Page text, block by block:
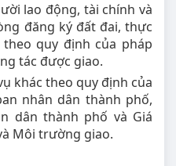
lao động, tài chính và
đăng ký đất đai, thực
quy định của pháp
tác được giao.
khác theo quy định của
nhân dân thành phố,
dân thành phố và Giá
Môi trường giao.